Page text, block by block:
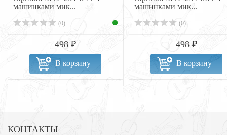
машинками мик...
(0)
498 ₽
В корзину
машинками мик...
(0)
498 ₽
В корзину
КОНТАКТЫ